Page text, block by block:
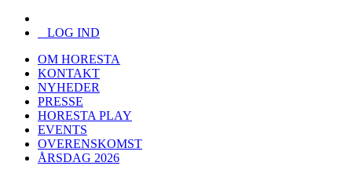
LOG IND
OM HORESTA
KONTAKT
NYHEDER
PRESSE
HORESTA PLAY
EVENTS
OVERENSKOMST
ÅRSDAG 2026